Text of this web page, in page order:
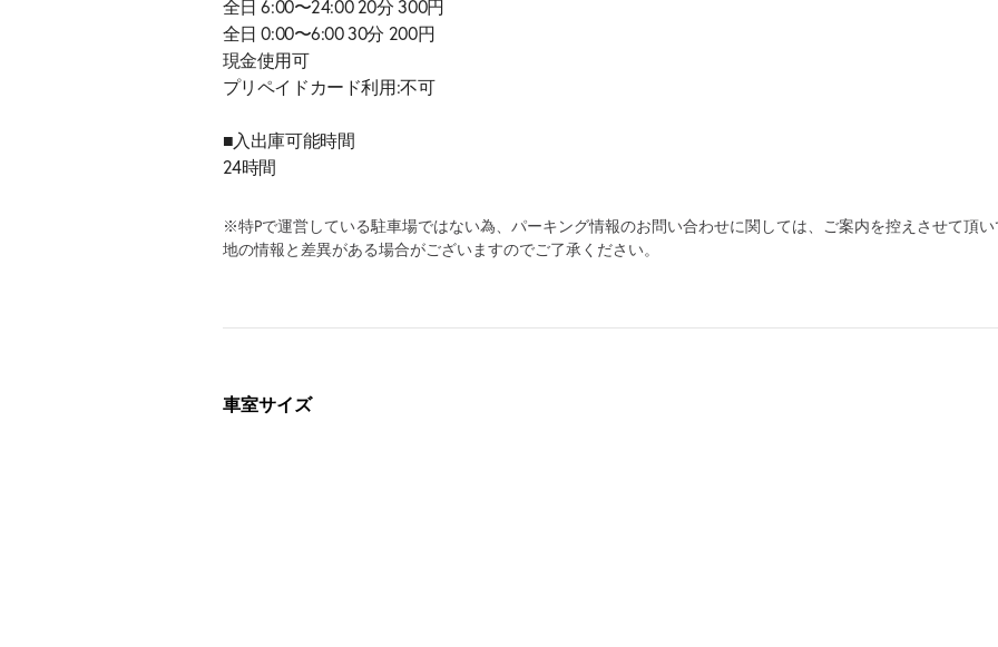
全日 6:00〜24:00 20分 300円
全日 0:00〜6:00 30分 200円
現金使用可
プリペイドカード利用:不可
■入出庫可能時間
24時間
※特Pで運営している駐車場ではない為、パーキング情報のお問い合わせに関しては、ご案内を控えさせて頂
地の情報と差異がある場合がございますのでご了承ください。
車室サイズ